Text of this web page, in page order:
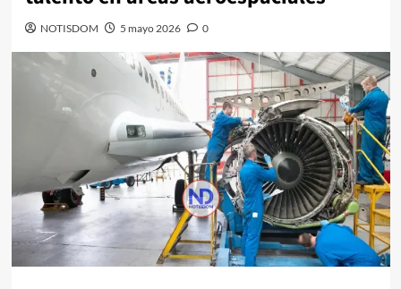
NOTISDOM 5 mayo 2026 0